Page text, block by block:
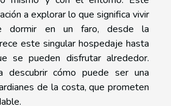
a explorar lo que significa vivir
dormir en un faro, desde la
este singular hospedaje hasta
se pueden disfrutar alrededor.
descubrir cómo puede ser una
de la costa, que prometen